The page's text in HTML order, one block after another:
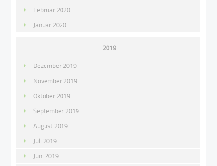
Februar 2020
Januar 2020
2019
Dezember 2019
November 2019
Oktober 2019
September 2019
August 2019
Juli 2019
Juni 2019